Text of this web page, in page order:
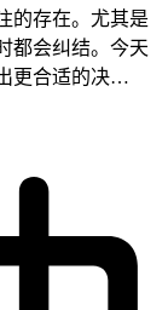
的存在。尤其是
都会纠结。今天
更合适的决…